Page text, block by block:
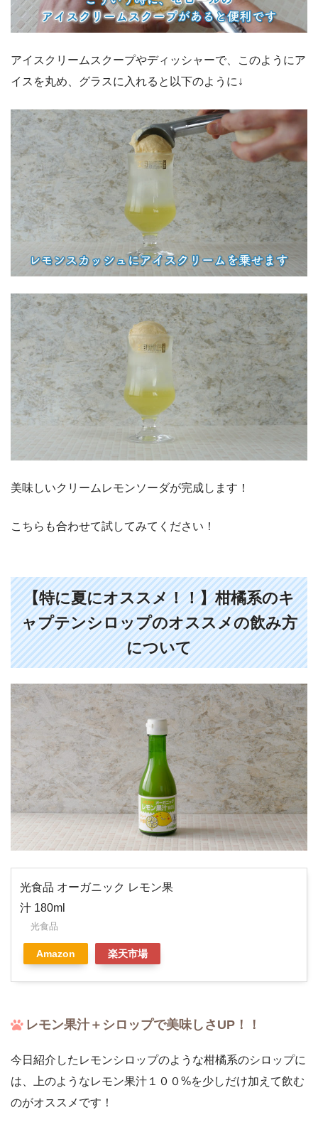
アイスクリームスクープやディッシャーで、このようにア
イスを丸め、グラスに入れると以下のように↓
美味しいクリームレモンソーダが完成します！
こちらも合わせて試してみてください！
【特に夏にオススメ！！】柑橘系のキ
ャプテンシロップのオススメの飲み方
について
光食品 オーガニック レモン果
汁 180ml
光食品
Amazon 楽天市場
レモン果汁＋シロップで美味しさUP！！
今日紹介したレモンシロップのような柑橘系のシロップに
は、上のようなレモン果汁１００%を少しだけ加えて飲む
のがオススメです！